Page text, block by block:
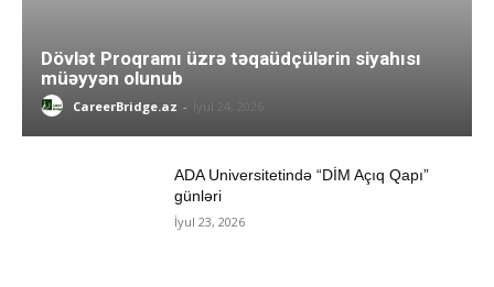
Dövlət Proqramı üzrə təqaüdçülərin siyahısı
müəyyən olunub
CareerBridge.az -
ADA Universitetində “DİM Açıq Qapı”
günləri
İyul 23, 2026